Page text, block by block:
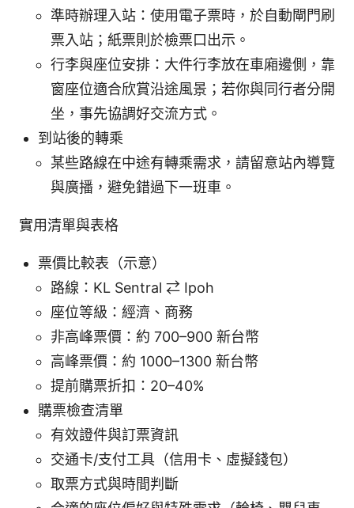
準時辦理入站：使用電子票時，於自動閘門刷
票入站；紙票則於檢票口出示。
行李與座位安排：大件行李放在車廂邊側，靠
窗座位適合欣賞沿途風景；若你與同行者分開
坐，事先協調好交流方式。
到站後的轉乘
某些路線在中途有轉乘需求，請留意站內導覽
與廣播，避免錯過下一班車。
實用清單與表格
票價比較表（示意）
路線：KL Sentral ⇄ Ipoh
座位等級：經濟、商務
非高峰票價：約 700–900 新台幣
高峰票價：約 1000–1300 新台幣
提前購票折扣：20–40%
購票檢查清單
有效證件與訂票資訊
交通卡/支付工具（信用卡、虛擬錢包）
取票方式與時間判斷